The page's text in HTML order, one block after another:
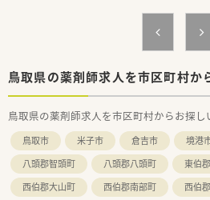
■育児支援として、産休・育休か
鳥取県の薬剤師求人を市区町村か
鳥取県の薬剤師求人を市区町村からお探し
鳥取市 米子市 倉吉市 境港
八頭郡智頭町
八頭郡八頭町 東伯
西伯郡大山町
西伯郡南部町 西伯